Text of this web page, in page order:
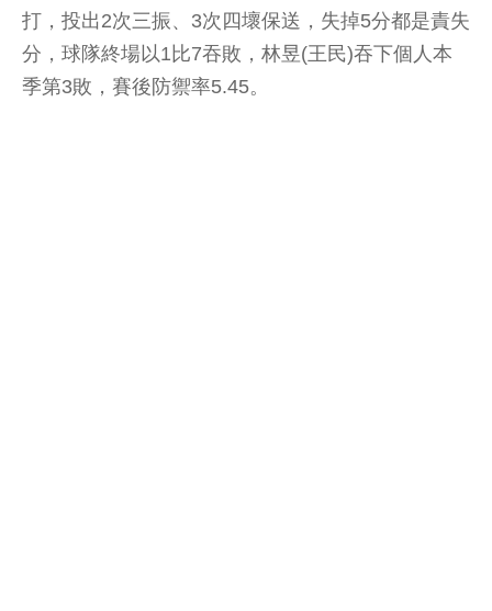
打，投出2次三振、3次四壞保送，失掉5分都是責失
分，球隊終場以1比7吞敗，林昱(王民)吞下個人本
季第3敗，賽後防禦率5.45。